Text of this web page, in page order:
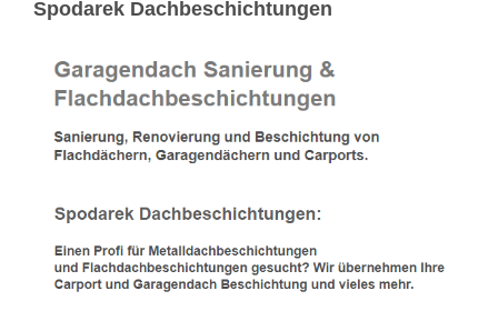
Spodarek Dachbeschichtungen